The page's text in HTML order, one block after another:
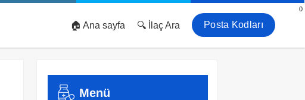
Posta Kodları
🔍 İlaç Ara
🏠 Ana sayfa
Menü
0